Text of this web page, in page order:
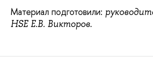
Материал подготовили:
HSE Е.В. Викторов.